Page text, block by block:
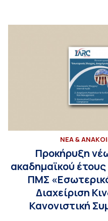
ΝΕΑ &
Προκήρυξη
ακαδημαϊκού
ΠΜΣ
Διαχείριση
Κανονιστική